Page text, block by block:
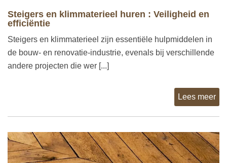
Steigers en klimmaterieel huren : Veiligheid en
efficiëntie
Steigers en klimmaterieel zijn essentiële hulpmiddelen in
de bouw- en renovatie-industrie, evenals bij verschillende
andere projecten die wer [...]
Lees meer